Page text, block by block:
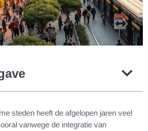
steden heeft de afgelopen jaren veel
vanwege de integratie van